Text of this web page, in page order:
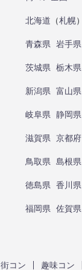
北海道 （札幌）
青森県 岩手県
茨城県 栃木県
新潟県 富山県
岐阜県 静岡県
滋賀県 京都府
鳥取県 島根県
徳島県 香川県
福岡県 佐賀県
街コン 趣味コン